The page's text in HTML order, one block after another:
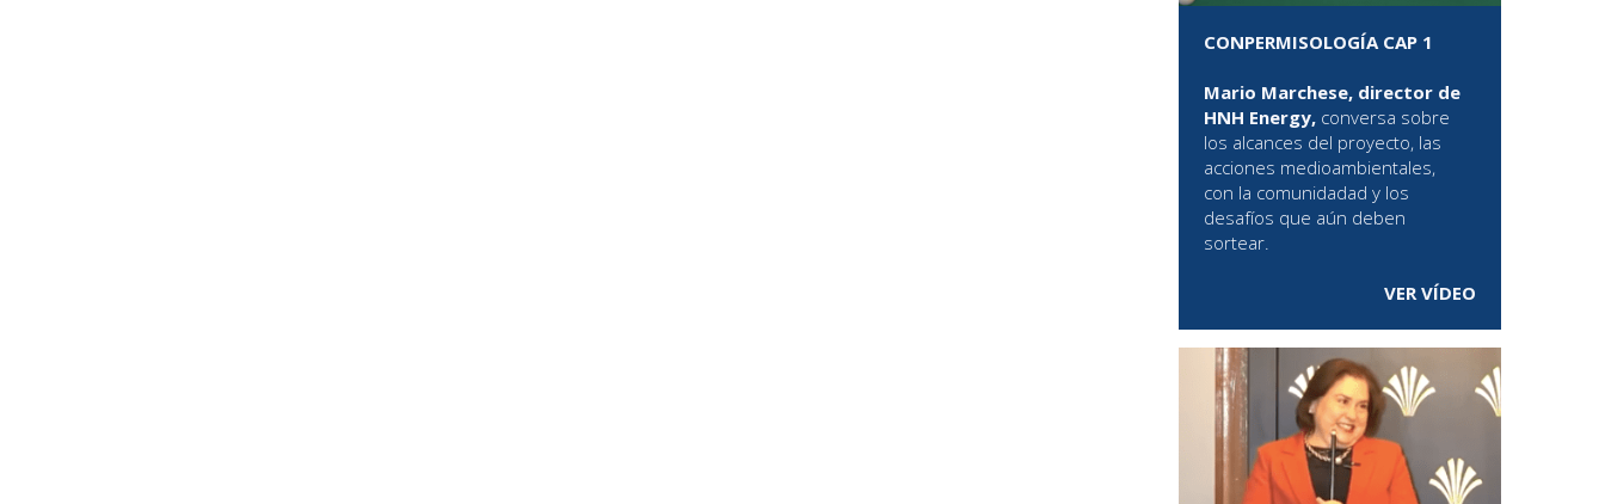
CONPERMISOLOGÍA CAP 1
Mario Marchese, director de
HNH Energy, conversa sobre
los alcances del proyecto, las
acciones medioambientales,
con la comunidadad y los
desafíos que aún deben
sortear.
VER VÍDEO